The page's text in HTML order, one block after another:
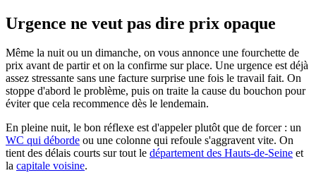
Urgence ne veut pas dire prix opaque
Même la nuit ou un dimanche, on vous annonce une fourchette de
prix avant de partir et on la confirme sur place. Une urgence est déjà
assez stressante sans une facture surprise une fois le travail fait. On
stoppe d'abord le problème, puis on traite la cause du bouchon pour
éviter que cela recommence dès le lendemain.
En pleine nuit, le bon réflexe est d'appeler plutôt que de forcer : un
WC qui déborde ou une colonne qui refoule s'aggravent vite. On
tient des délais courts sur tout le département des Hauts-de-Seine et
la capitale voisine.